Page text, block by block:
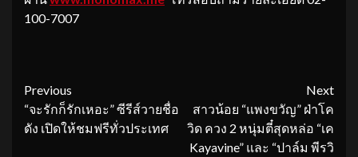
100-7007
Continue
Reading
Previous
“จะรักก็รักเหอะ” ซีรีส์วายชื่อ
ดัง เปิดให้ชมฟรีทั่วประเทศ
Next
สาวน้อย “แพงขวัญ” ฝ่าโค
วิด ควง 2 หนุ่มตี๋สุดหล่อ “เค
Kayavine” และ “ปาล์ม พีรวิ